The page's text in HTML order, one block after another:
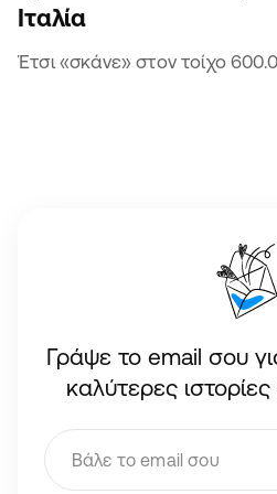
Ιταλία
Έτσι «σκάνε» στον τοίχο
Γράψε το email σου
καλύτερες